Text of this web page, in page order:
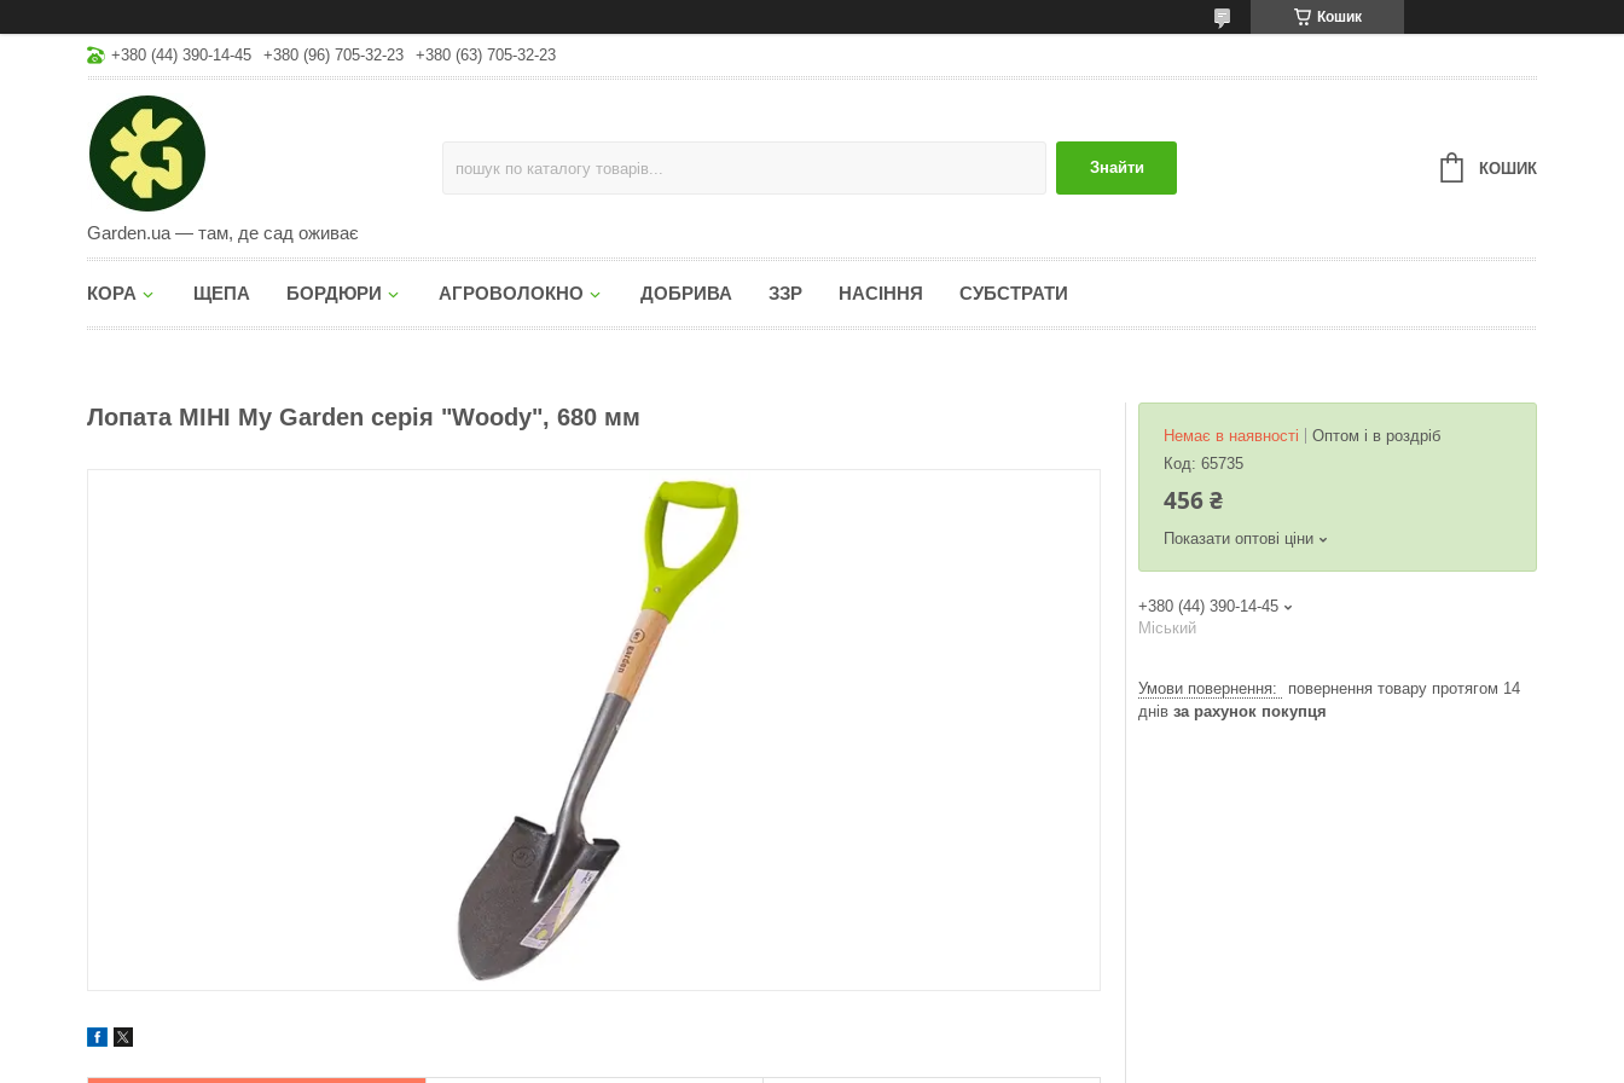
Кошик
+380 (44) 390-14-45 +380 (96) 705-32-23 +380 (63) 705-32-23
Garden.ua — там, де сад оживає
Знайти КОШИК
КОРА ЩЕПА БОРДЮРИ АГРОВОЛОКНО ДОБРИВА ЗЗР НАСІННЯ СУБСТРАТИ
Лопата МIНI My Garden серія "Woody", 680 мм
Немає в наявності
Оптом і в роздріб
Код: 65735
456 ₴
Показати оптові ціни
+380 (44) 390-14-45
Міський
повернення товару протягом 14
днів за рахунок покупця